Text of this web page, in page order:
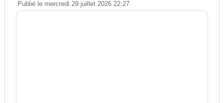
Publié le mercredi 29 juillet 2026 22:27